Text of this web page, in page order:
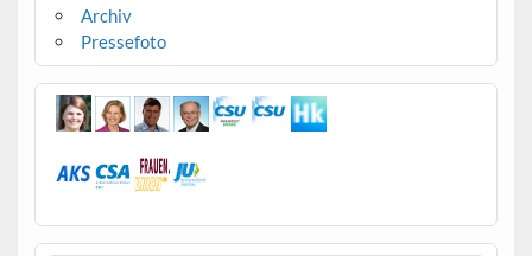
Archiv
Pressefoto